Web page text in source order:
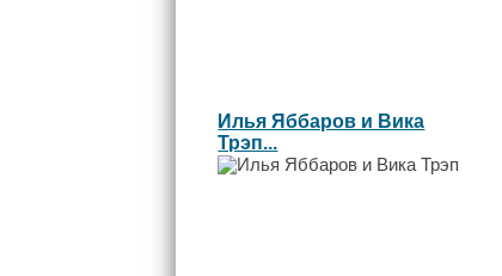
Илья Яббаров и Вика
Трэп...